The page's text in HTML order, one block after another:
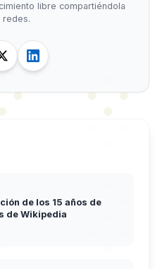
libre compartiéndola
redes.
de los 15 años de
de Wikipedia